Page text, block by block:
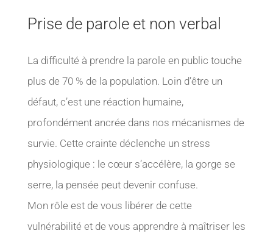
Prise de parole et non verbal
La difficulté à prendre la parole en public touche
plus de 70 % de la population. Loin d’être un
défaut, c’est une réaction humaine,
profondément ancrée dans nos mécanismes de
survie. Cette crainte déclenche un stress
physiologique : le cœur s’accélère, la gorge se
serre, la pensée peut devenir confuse.
Mon rôle est de vous libérer de cette
vulnérabilité et de vous apprendre à maîtriser les